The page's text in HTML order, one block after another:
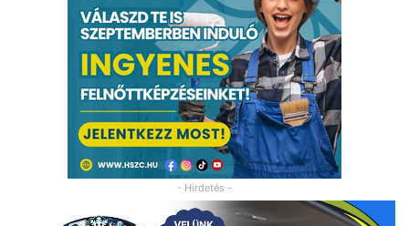
- Hirdetés -